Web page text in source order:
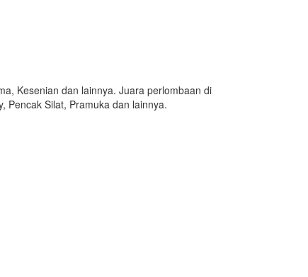
Kesenian dan lainnya. Juara perlombaan di
Pencak Silat, Pramuka dan lainnya.